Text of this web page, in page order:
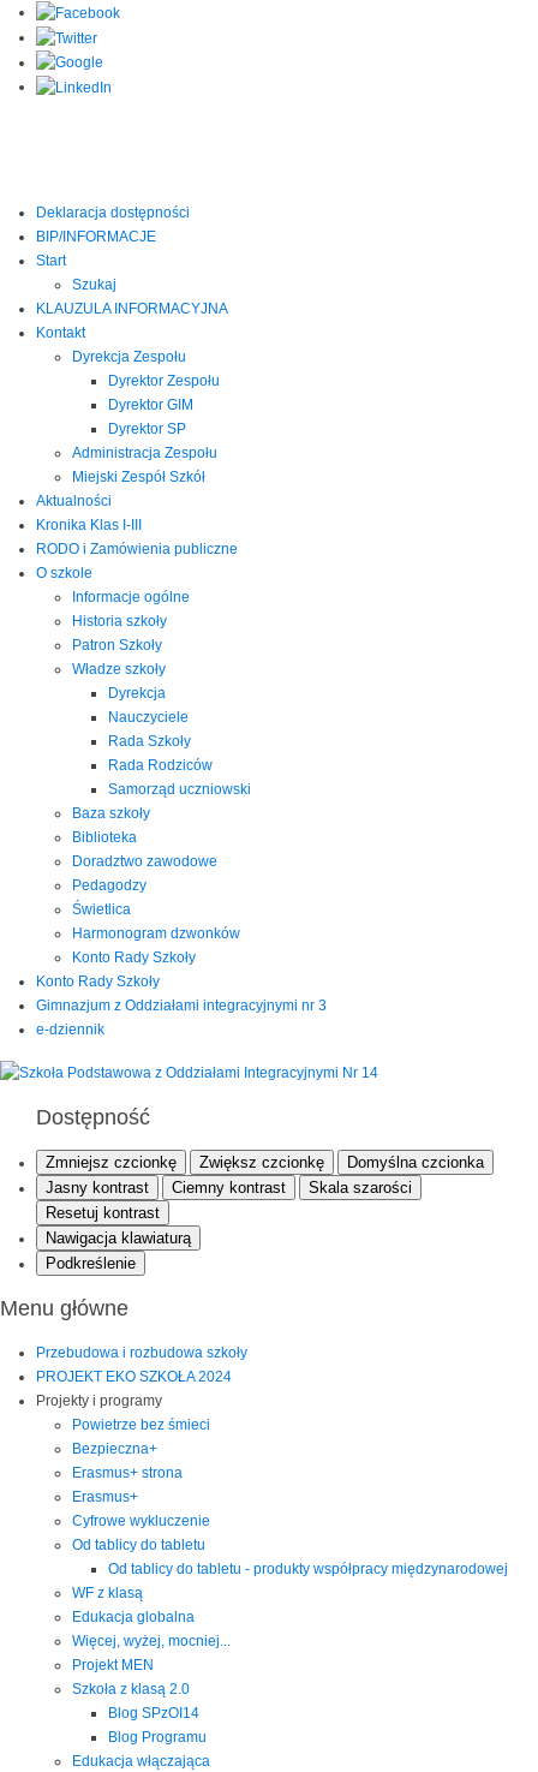
Deklaracja dostępności
BIP/INFORMACJE
Start
Szukaj
KLAUZULA INFORMACYJNA
Kontakt
Dyrekcja Zespołu
Dyrektor Zespołu
Dyrektor GIM
Dyrektor SP
Administracja Zespołu
Miejski Zespół Szkół
Aktualności
Kronika Klas I-III
RODO i Zamówienia publiczne
O szkole
Informacje ogólne
Historia szkoły
Patron Szkoły
Władze szkoły
Dyrekcja
Nauczyciele
Rada Szkoły
Rada Rodziców
Samorząd uczniowski
Baza szkoły
Biblioteka
Doradztwo zawodowe
Pedagodzy
Świetlica
Harmonogram dzwonków
Konto Rady Szkoły
Konto Rady Szkoły
Gimnazjum z Oddziałami integracyjnymi nr 3
e-dziennik
Dostępność
Zmniejsz czcionkę Zwiększ czcionkę
Domyślna czcionka
Jasny kontrast
Ciemny kontrast
Skala szarości
Resetuj kontrast
Nawigacja klawiaturą
Podkreślenie
Menu główne
Przebudowa i rozbudowa szkoły
PROJEKT EKO SZKOŁA 2024
Projekty i programy
Powietrze bez śmieci
Bezpieczna+
Erasmus+ strona
Erasmus+
Cyfrowe wykluczenie
Od tablicy do tabletu
Od tablicy do tabletu - produkty współpracy międzynarodowej
WF z klasą
Edukacja globalna
Więcej, wyżej, mocniej...
Projekt MEN
Szkoła z klasą 2.0
Blog SPzOI14
Blog Programu
Edukacja włączająca